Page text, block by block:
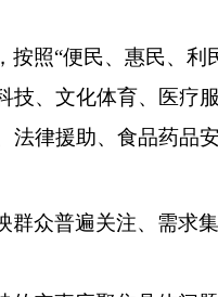
按照“便民、惠民、利
技、文化体育、医疗
法律援助、食品药品
群众普遍关注、需求